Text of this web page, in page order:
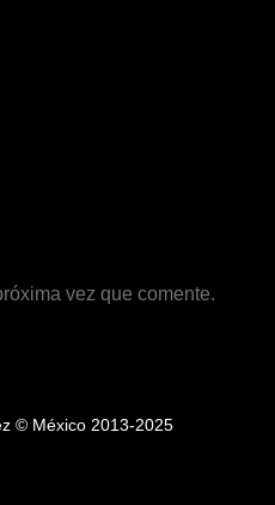
vez que comente.
© México 2013-2025